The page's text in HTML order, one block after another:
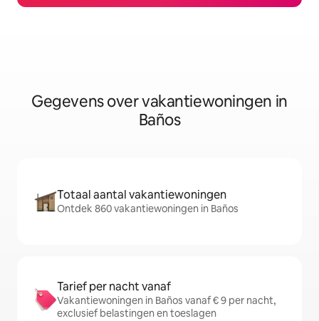
Gegevens over vakantiewoningen in
Baños
Totaal aantal vakantiewoningen
Ontdek 860 vakantiewoningen in Baños
Tarief per nacht vanaf
Vakantiewoningen in Baños vanaf € 9 per nacht,
exclusief belastingen en toeslagen